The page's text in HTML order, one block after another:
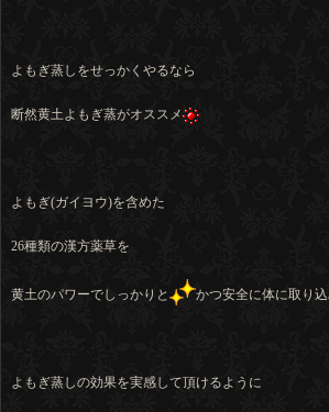
よもぎ蒸しをせっかくやるなら
断然黄土よもぎ蒸がオススメ
よもぎ(ガイヨウ)を含めた
26種類の漢方薬草を
黄土のパワーでしっかりと かつ安全に体に取り込
よもぎ蒸しの効果を実感して頂けるように